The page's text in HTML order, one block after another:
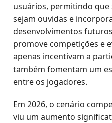
usuários, permitindo que
sejam ouvidas e
desenvolvimentos
promove competições e
apenas incentivam a
também fomentam um
entre os jogadores.
Em 2026, o cenário
viu um aumento